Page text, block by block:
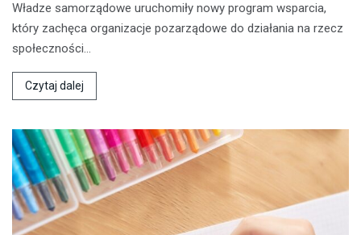
Władze samorządowe uruchomiły nowy program wsparcia,
który zachęca organizacje pozarządowe do działania na rzecz
społeczności…
Czytaj dalej